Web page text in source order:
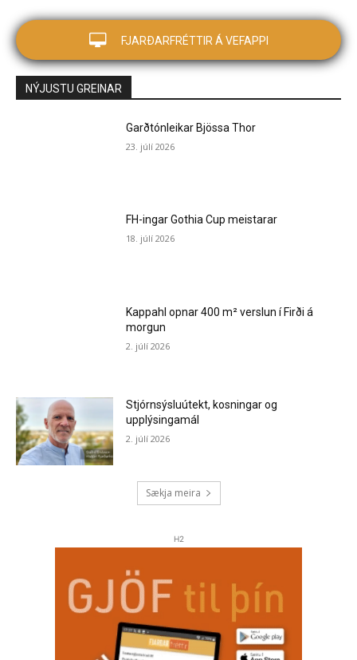
FJARÐARFRÉTTIR Á VEFAPPI
NÝJUSTU GREINAR
Garðtónleikar Bjössa Thor
23. júlí 2026
FH-ingar Gothia Cup meistarar
18. júlí 2026
Kappahl opnar 400 m² verslun í Firði á
morgun
2. júlí 2026
Stjórnsýsluútekt, kosningar og
upplýsingamál
2. júlí 2026
Sækja meira
H2